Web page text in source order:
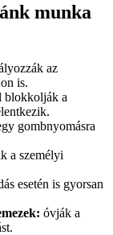
munka
az
is.
blokkolják a
gombnyomásra
a személyi
esetén is gyorsan
óvják a